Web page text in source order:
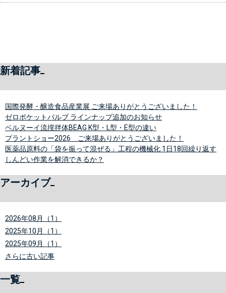
新着記事
国際発酵・醸造食品産業展 ご来場ありがとうございました！
ゼロポケットバルブ ラインナップ追加のお知らせ
ベルヌーイ流撹拌体BEAG K型・L型・E型の違い
プラントショー2026 ご来場ありがとうございました！
医薬品原料の「袋を振って混ぜる」工程の機械化 1日18回繰り返す
しんどい作業を解消できるか？
アーカイブ
2026年08月（1）
2025年10月（1）
2025年09月（1）
さらに古い記事
一覧